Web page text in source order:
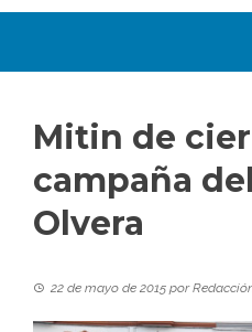
Mitin de
campaña
Olvera
22 de mayo de 2015 por